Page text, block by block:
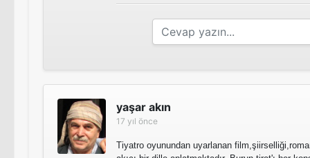
yaşar akın
17 yıl önce
Tiyatro oyunundan uyarlanan